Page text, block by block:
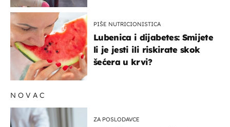
PIŠE NUTRICIONISTICA
Lubenica i dijabetes: Smijete
li je jesti ili riskirate skok
šećera u krvi?
NOVAC
ZA POSLODAVCE